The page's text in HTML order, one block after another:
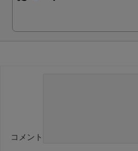
コメント